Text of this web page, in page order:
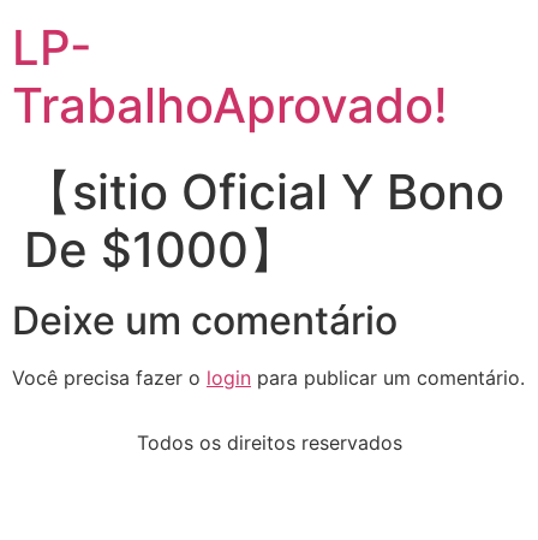
LP-
TrabalhoAprovado!
【sitio Oficial Y Bono
De $1000】
Deixe um comentário
Você precisa fazer o login para publicar um comentário.
Todos os direitos reservados